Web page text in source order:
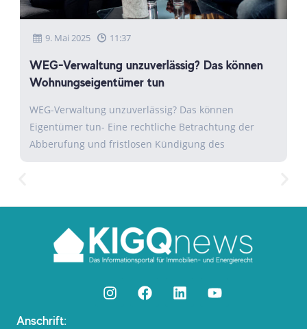
9. Mai 2025 11:37
WEG-Verwaltung unzuverlässig? Das können
Wohnungseigentümer tun
WEG-Verwaltung unzuverlässig? Das können
Eigentümer tun- Eine rechtliche Betrachtung der
Abberufung und fristlosen Kündigung des
Anschrift: